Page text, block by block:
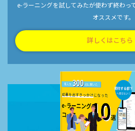
e-ラーニングを試してみたが使わず終わっ
オススメです。
詳しくはこちら